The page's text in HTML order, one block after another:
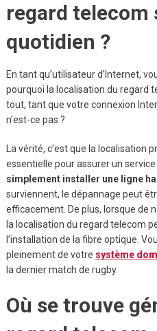
regard telecom
quotidien ?
En tant qu’utilisateur d’Internet,
pourquoi la localisation du regard
tout, tant que votre connexion
n’est-ce pas ?
La vérité, c’est que la localisation
essentielle pour assurer un
simplement installer une ligne
surviennent, le dépannage peut
efficacement. De plus, lorsque de
la localisation du regard telecom
l’installation de la fibre optique.
pleinement de votre système
la dernier match de rugby.
Où se trouve